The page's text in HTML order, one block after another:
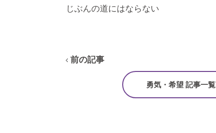
じぶんの道にはならない
前の記事
勇気・希望 記事一覧